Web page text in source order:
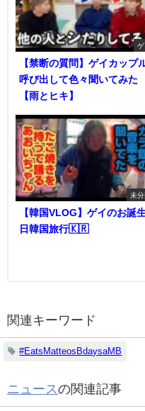
ゲ
【禁断の質問】ゲイカップ
呼び出して色々聞いてみた
【雨とヒキ】
未
【韓国VLOG】ゲイのお誕生
日韓国旅行🇰🇷
関連キーワード
#EatsMatteosBdaysaMB
ニュースの関連記事